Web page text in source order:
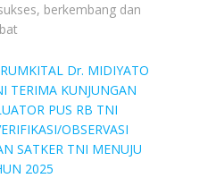
berkembang dan
RUMKITAL Dr. MIDIYATO
TERIMA KUNJUNGAN
PUS RB TNI
OBSERVASI
SATKER TNI MENUJU
2025